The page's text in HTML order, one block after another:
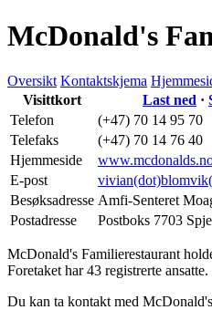
McDonald's
Oversikt Kontaktskjema
Visittkort
Last ned ·
Telefon
(+47) 70 14 95 70
Telefaks
(+47) 70 14 76 40
Hjemmeside
E-post
Besøksadresse Amfi-Senteret
Postadresse
Postboks 7703
McDonald's Familierestaurant
Foretaket har 43 registrerte ansatte.
Du kan ta kontakt med